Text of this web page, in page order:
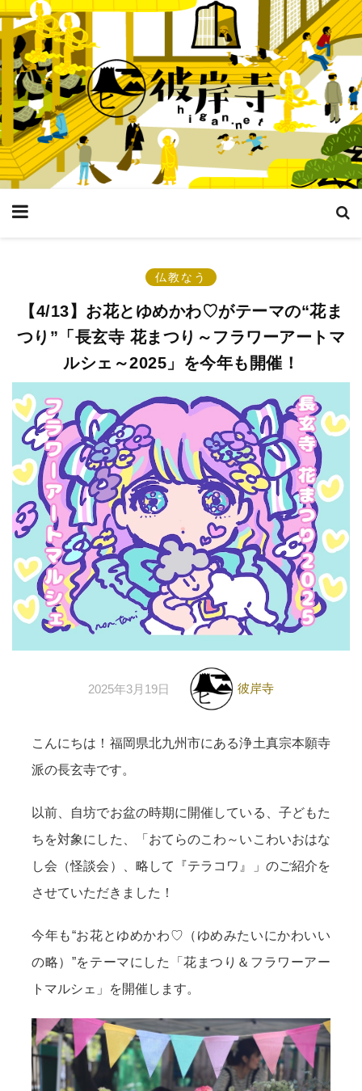
仏教なう
【4/13】お花とゆめかわ♡がテーマの“花ま
つり”「長玄寺 花まつり～フラワーアートマ
ルシェ～2025」を今年も開催！
2025年3月19日 彼岸寺
こんにちは！福岡県北九州市にある浄土真宗本願寺
派の長玄寺です。
以前、自坊でお盆の時期に開催している、子どもた
ちを対象にした、「おてらのこわ～いこわいおはな
し会（怪談会）、略して『テラコワ』」のご紹介を
させていただきました！
今年も“お花とゆめかわ♡（ゆめみたいにかわいい
の略）”をテーマにした「花まつり＆フラワーアー
トマルシェ」を開催します。